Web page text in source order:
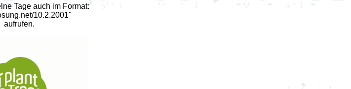
Tage auch im Format:
10.2.2001"
aufrufen.